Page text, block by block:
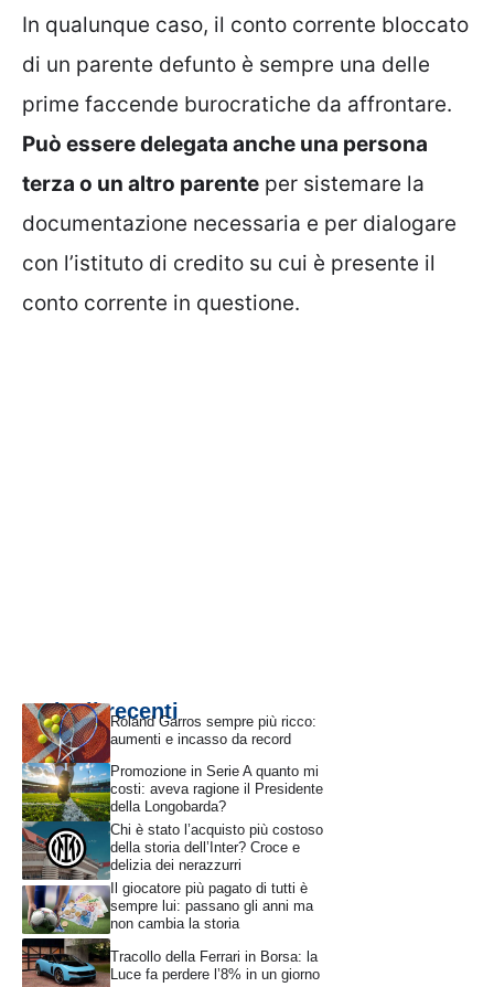
In qualunque caso, il conto corrente bloccato
di un parente defunto è sempre una delle
prime faccende burocratiche da affrontare.
Può essere delegata anche una persona
terza o un altro parente per sistemare la
documentazione necessaria e per dialogare
con l’istituto di credito su cui è presente il
conto corrente in questione.
Articoli recentiRoland Garros sempre più ricco:
aumenti e incasso da record
Promozione in Serie A quanto mi
costi: aveva ragione il Presidente
della Longobarda?
Chi è stato l’acquisto più costoso
della storia dell’Inter? Croce e
delizia dei nerazzurri
Il giocatore più pagato di tutti è
sempre lui: passano gli anni ma
non cambia la storia
Tracollo della Ferrari in Borsa: la
Luce fa perdere l’8% in un giorno